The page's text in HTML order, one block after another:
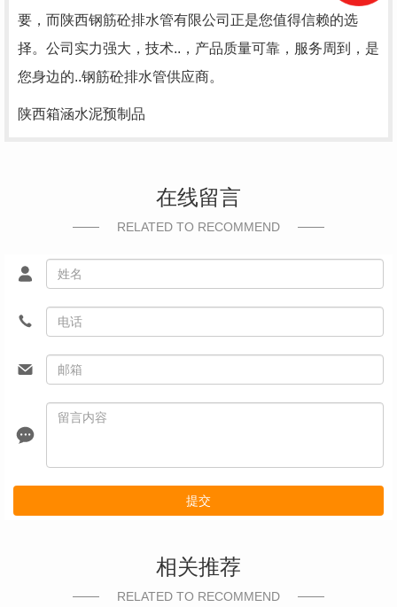
要，而陕西钢筋砼排水管有限公司正是您值得信赖的选
择。公司实力强大，技术..，产品质量可靠，服务周到，是
您身边的..钢筋砼排水管供应商。
陕西箱涵水泥预制品
在线留言
RELATED TO RECOMMEND
提交
相关推荐
RELATED TO RECOMMEND